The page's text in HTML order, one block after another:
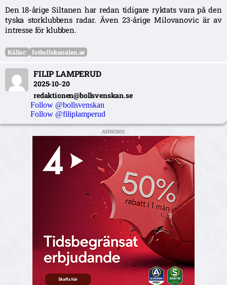
Den 18-årige Siltanen har redan tidigare ryktats vara på den
tyska storklubbens radar. Även 23-årige Milovanovic är av
intresse för klubben.
Källor: fotbollskanalen.se
FILIP LAMPERUD
2025-10-20
redaktionen@bollsvenskan.se
Follow @bollsvenskan
Follow @filiplamperud
ANNONS: